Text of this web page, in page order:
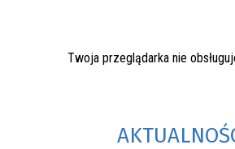
Twoja przeglądarka nie